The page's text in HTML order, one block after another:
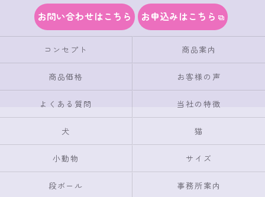
お問い合わせはこちら お申込みはこちら
コンセプト 商品案内
商品価格 お客様の声
よくある質問 当社の特徴
犬 猫
小動物 サイズ
段ボール 事務所案内